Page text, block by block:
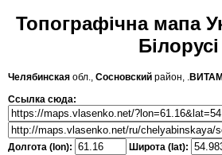
Топографічна мапа
Білорусі
Челябинская обл., Сосновский район, .
Ссылка сюда:
Долгота (lon): Широта (lat):